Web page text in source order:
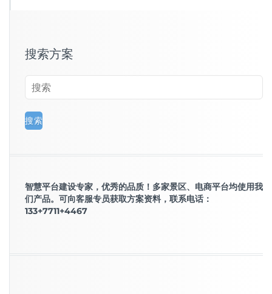
搜索方案
智慧平台建设专家，优秀的品质！多家景区、电商平台均使用我
们产品。可向客服专员获取方案资料，联系电话：
133+7711+4467